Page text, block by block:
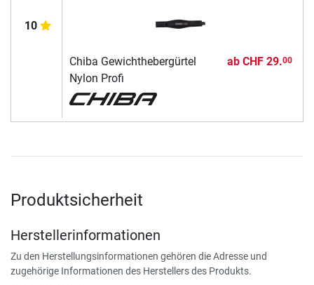
10
Chiba Gewichthebergürtel
Nylon Profi
ab CHF 29.00
Produktsicherheit
Herstellerinformationen
Zu den Herstellungsinformationen gehören die Adresse und
zugehörige Informationen des Herstellers des Produkts.